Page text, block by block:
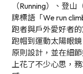
（Running）、登
牌標語「We run
跑者與戶外愛好者
跑帽到運動太陽眼
原則設計，並在細
上花了不少心思，